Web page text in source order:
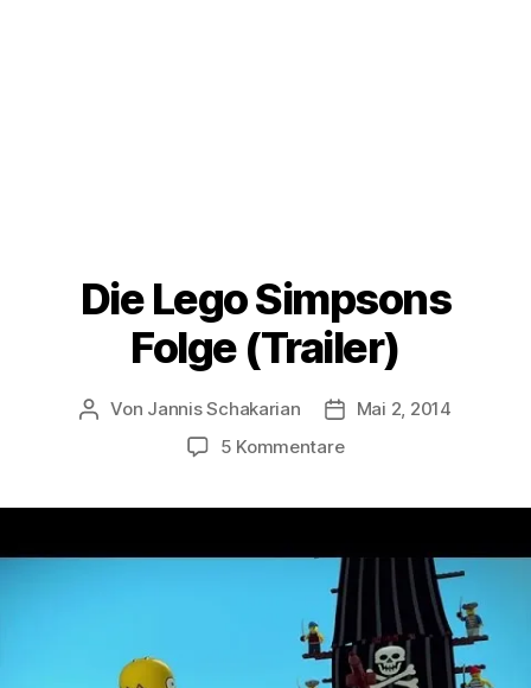
Die Lego Simpsons
Folge (Trailer)
Beitragsautor
Von Jannis Schakarian
Mai 2, 2014
5 Kommentarezu
(Trailer)